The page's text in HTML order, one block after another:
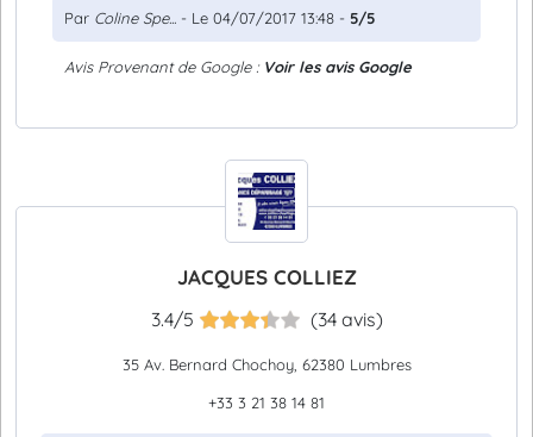
Par Coline Spe... - Le 04/07/2017 13:48 - 5/5
Avis Provenant de Google : Voir les avis Google
JACQUES COLLIEZ
3.4/5 (34 avis)
35 Av. Bernard Chochoy, 62380 Lumbres
+33 3 21 38 14 81